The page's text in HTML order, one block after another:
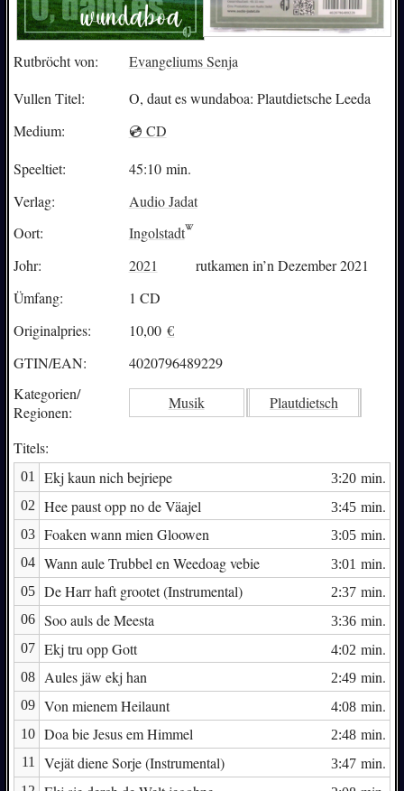
Rutbröcht von:
Evangeliums Senja
Vullen Titel:
O, daut es wundaboa: Plautdietsche Leeda
Medium:
💿 CD
Speeltiet:
45:10 min.
Verlag:
Audio Jadat
Oort:
Ingolstadt
Johr:
2021
rutkamen in’n Dezember 2021
Ümfang:
1 CD
Originalpries:
10,00 €
GTIN/EAN:
4020796489229
Kategorien/
Regionen:
Musik Plautdietsch
Titels:
01 Ekj kaun nich bejriepe 3:20min.
02 Hee paust opp no de Väajel 3:45min.
03 Foaken wann mien Gloowen 3:05min.
04 Wann aule Trubbel en Weedoag vebie 3:01 min.
05 De Harr haft grootet (Instrumental) 2:37min.
06 Soo auls de Meesta 3:36min.
07 Ekj tru opp Gott 4:02 min.
08 Aules jäw ekj han 2:49min.
09 Von mienem Heilaunt 4:08min.
10 Doa bie Jesus em Himmel 2:48min.
11 Vejät diene Sorje (Instrumental) 3:47min.